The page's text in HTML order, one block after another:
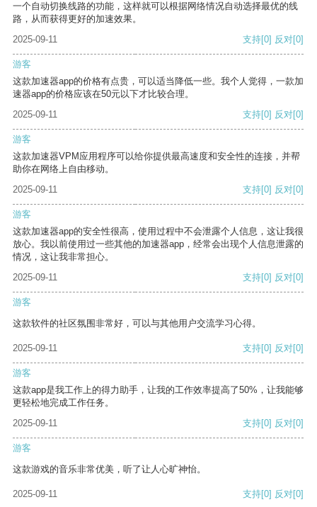
一个自动切换线路的功能，这样就可以根据网络情况自动选择最优的线
路，从而获得更好的加速效果。
2025-09-11
支持[0] 反对[0]
游客
这款加速器app的价格有点贵，可以适当降低一些。我个人觉得，一款加
速器app的价格应该在50元以下才比较合理。
2025-09-11
支持[0] 反对[0]
游客
这款加速器VPM应用程序可以给你提供最高速度和安全性的连接，并帮
助你在网络上自由移动。
2025-09-11
支持[0] 反对[0]
游客
这款加速器app的安全性很高，使用过程中不会泄露个人信息，这让我很
放心。我以前使用过一些其他的加速器app，经常会出现个人信息泄露的
情况，这让我非常担心。
2025-09-11
支持[0] 反对[0]
游客
这款软件的社区氛围非常好，可以与其他用户交流学习心得。
2025-09-11 支持[0] 反对[0]
游客
这款app是我工作上的得力助手，让我的工作效率提高了50%，让我能够
更轻松地完成工作任务。
2025-09-11
支持[0] 反对[0]
游客
这款游戏的音乐非常优美，听了让人心旷神怡。
2025-09-11 支持[0] 反对[0]